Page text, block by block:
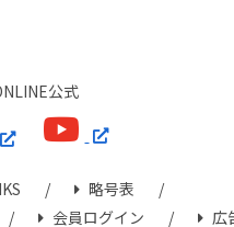
公式
略号表
会員ログイン 広